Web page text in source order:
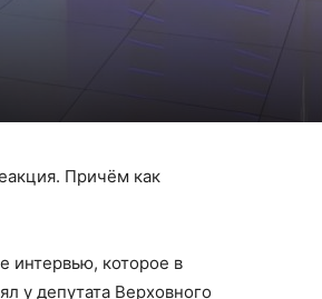
Причём как
интервью, которое в
у депутата Верховного